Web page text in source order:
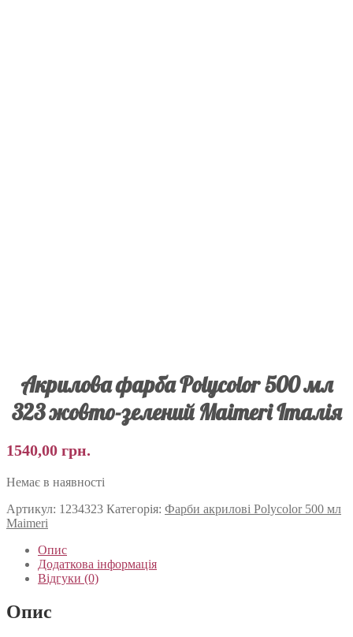
Акрилова фарба Polycolor 500 мл
323 жовто-зелений Maimeri Італія
1540,00 грн.
Немає в наявності
Артикул: 1234323 Категорія: Фарби акрилові Polycolor 500 мл
Maimeri
Опис
Додаткова інформація
Відгуки (0)
Опис